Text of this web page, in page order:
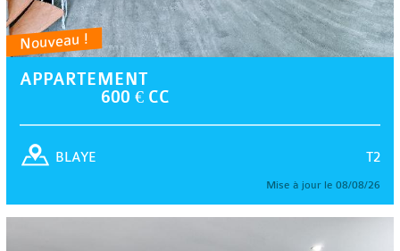
Nouveau !
APPARTEMENT
600 € CC
T2
BLAYE
Mise à jour le 08/08/26